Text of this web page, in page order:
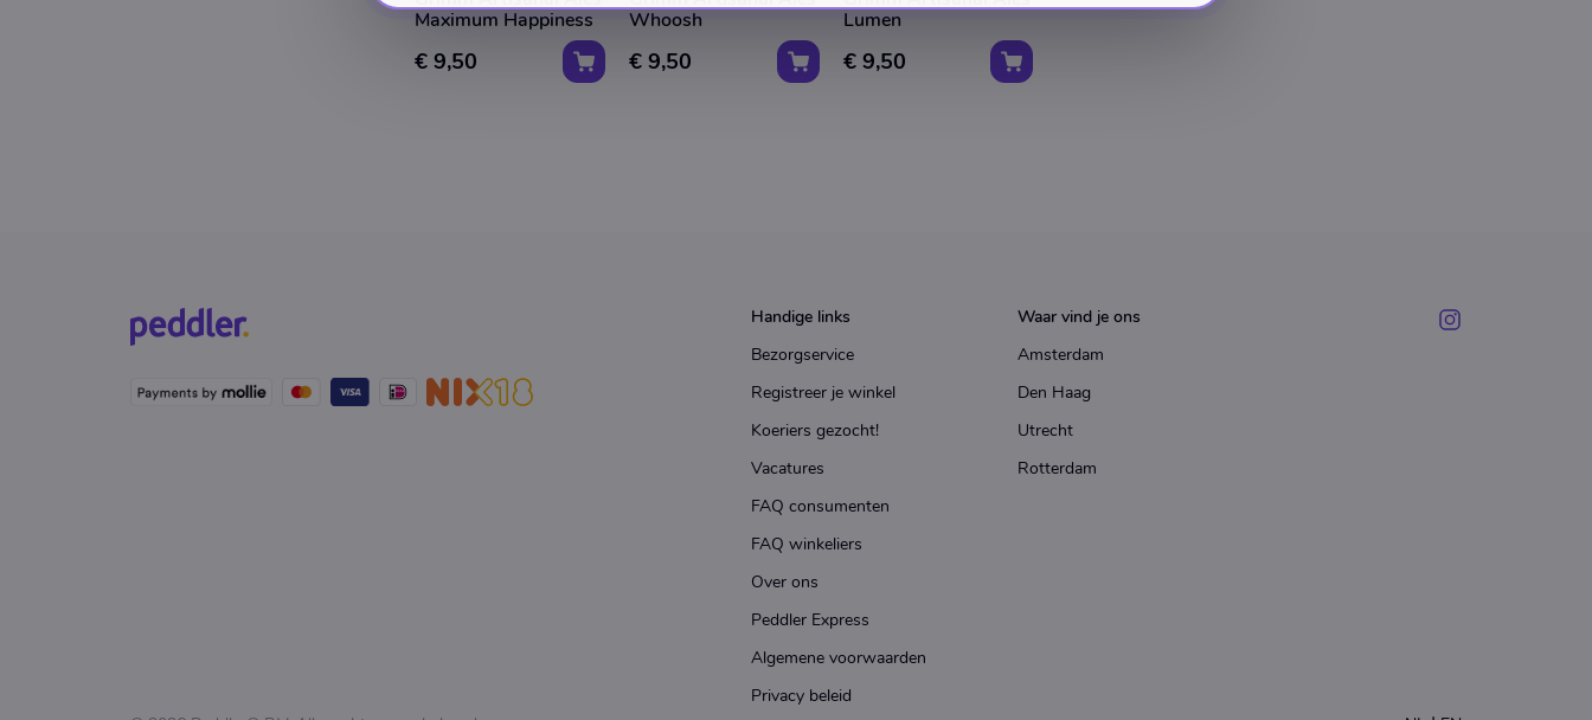
Maximum Happiness
€ 9,50
Whoosh
€ 9,50
Lumen
€ 9,50
Handige links
Bezorgservice
Registreer je winkel
Koeriers gezocht!
Vacatures
FAQ consumenten
FAQ winkeliers
Over ons
Peddler Express
Algemene voorwaarden
Privacy beleid
Waar vind je ons
Amsterdam
Den Haag
Utrecht
Rotterdam